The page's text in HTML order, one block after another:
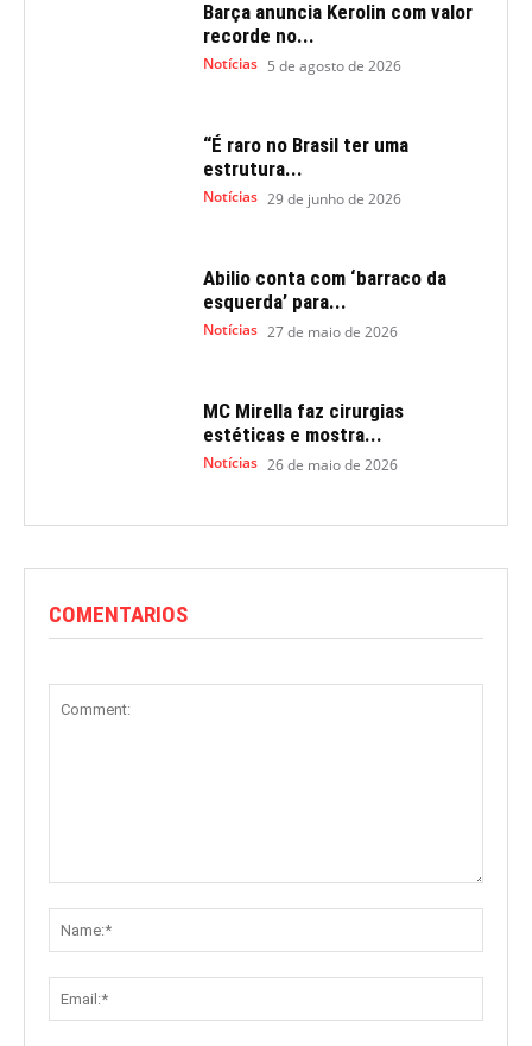
Barça anuncia Kerolin com valor
recorde no...
Notícias 5 de agosto de 2026
“É raro no Brasil ter uma
estrutura...
Notícias 29 de junho de 2026
Abilio conta com ‘barraco da
esquerda’ para...
Notícias 27 de maio de 2026
MC Mirella faz cirurgias
estéticas e mostra...
Notícias 26 de maio de 2026
COMENTARIOS